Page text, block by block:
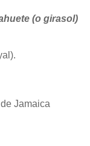
(o girasol)
Jamaica